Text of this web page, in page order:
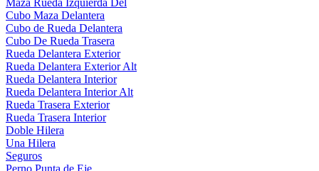
Maza Rueda Izquierda Del
Cubo Maza Delantera
Cubo de Rueda Delantera
Cubo De Rueda Trasera
Rueda Delantera Exterior
Rueda Delantera Exterior Alt
Rueda Delantera Interior
Rueda Delantera Interior Alt
Rueda Trasera Exterior
Rueda Trasera Interior
Doble Hilera
Una Hilera
Seguros
Perno Punta de Eje